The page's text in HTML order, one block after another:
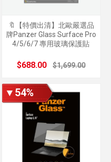
🔖【特價出清】北歐嚴選品
牌Panzer Glass Surface Pro
4/5/6/7 專用玻璃保護貼
$688.00 $1,699.00
▼54%